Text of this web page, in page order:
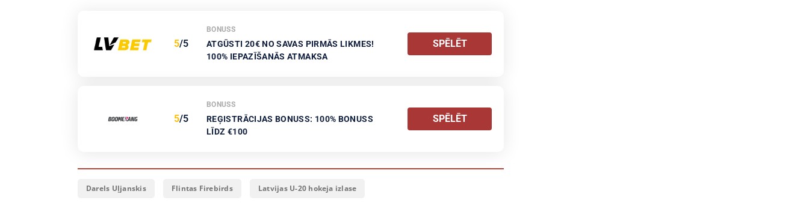
5/5
BONUSS
ATGŪSTI 20€ NO SAVAS PIRMĀS LIKMES!
100% IEPAZĪŠANĀS ATMAKSA
SPĒLĒT
5/5
BONUSS
REĢISTRĀCIJAS BONUSS: 100% BONUSS
LĪDZ €100
SPĒLĒT
Darels Uļjanskis Flintas Firebirds Latvijas U-20 hokeja izlase